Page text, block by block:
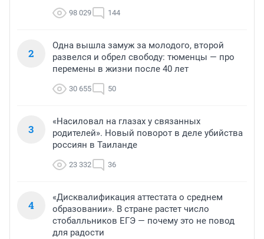
98 029 144
2
Одна вышла замуж за молодого, второй
развелся и обрел свободу: тюменцы — про
перемены в жизни после 40 лет
30 655 50
3
«Насиловал на глазах у связанных
родителей». Новый поворот в деле убийства
россиян в Таиланде
23 332 36
4
«Дисквалификация аттестата о среднем
образовании». В стране растет число
стобалльников ЕГЭ — почему это не повод
для радости